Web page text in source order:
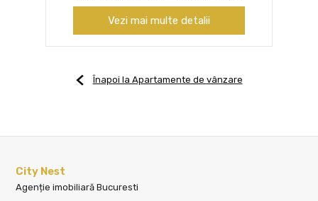
Vezi mai multe detalii
Înapoi la Apartamente de vânzare
City Nest
Agenție imobiliară Bucuresti